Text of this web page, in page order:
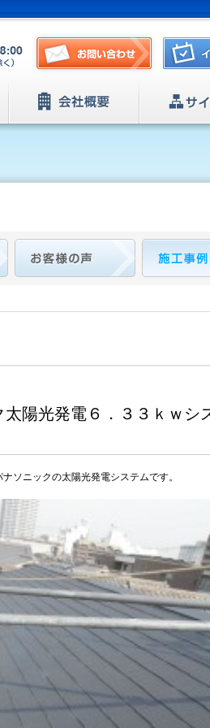
陽光発電６．３３ｋｗシ
ソニックの太陽光発電システムです。